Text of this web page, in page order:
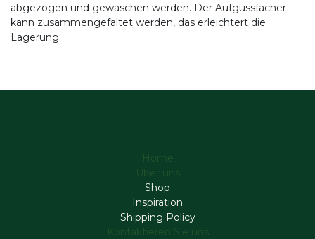
abgezogen und gewaschen werden. Der Aufgussfächer
kann zusammengefaltet werden, das erleichtert die
Lagerung.
Home
Über uns
Shop
Inspiration
Shipping Policy
Kontaktieren Sie uns